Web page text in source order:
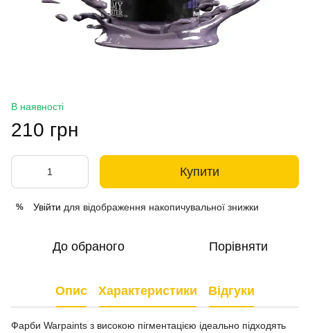
В наявності
210 грн
Купити
% Увійти для відображення накопичувальної знижки
До обраного Порівняти
Опис Характеристики Відгуки
Фарби Warpaints з високою пігментацією ідеально підходять